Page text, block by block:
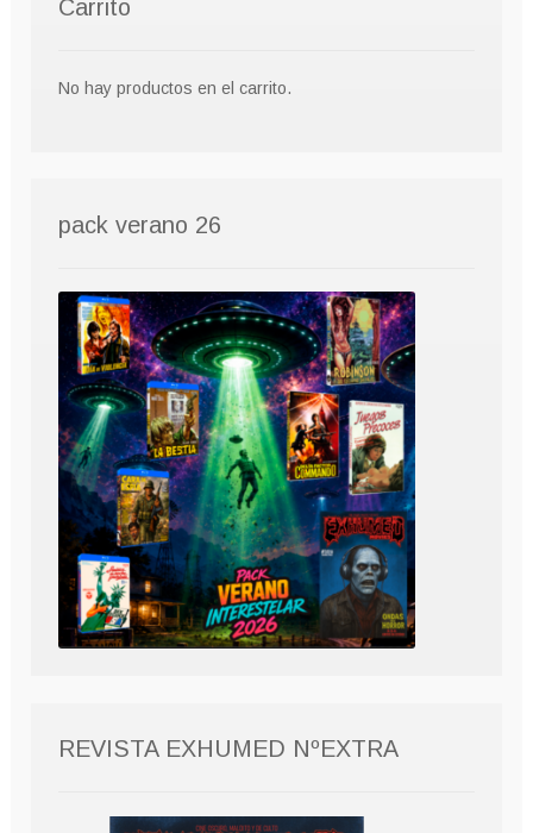
Carrito
No hay productos en el carrito.
pack verano 26
REVISTA EXHUMED NºEXTRA